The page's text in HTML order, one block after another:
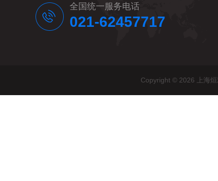
全国统一服务电话
021-62457717
Copyright © 2026 上海